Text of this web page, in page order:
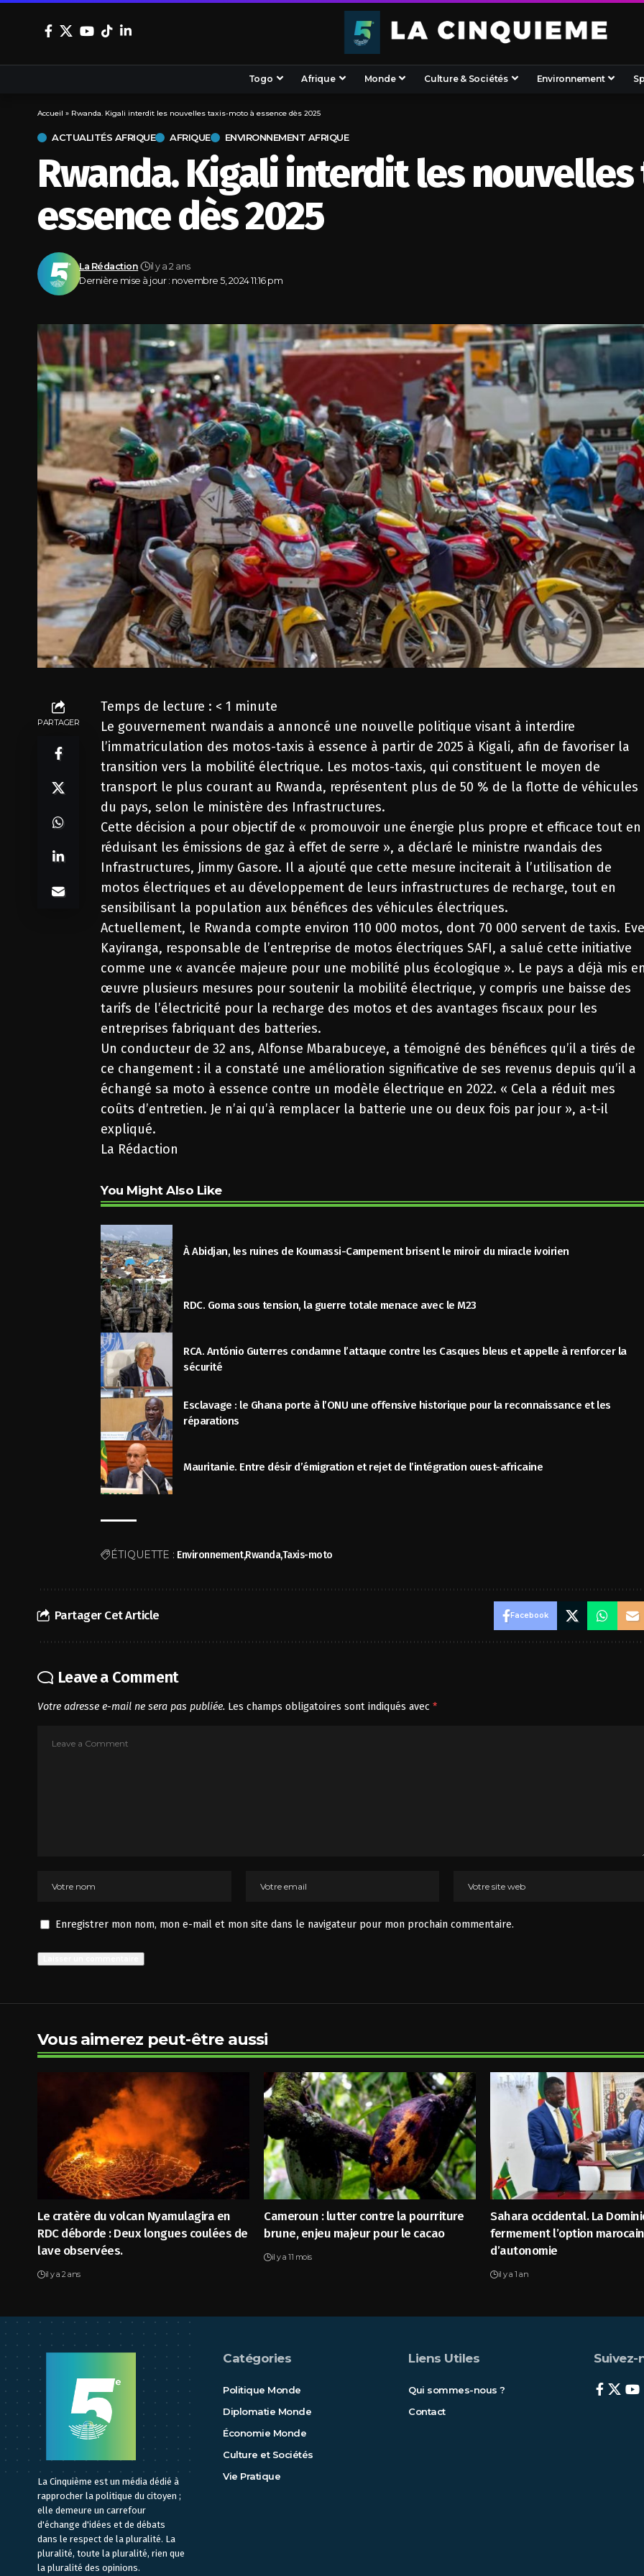
Togo Afrique Monde Culture & Sociétés Environnement
Accueil » Rwanda. Kigali interdit les nouvelles taxis-moto à essence dès 2025
ACTUALITÉS AFRIQUE AFRIQUE ENVIRONNEMENT AFRIQUE
Rwanda. Kigali interdit les
essence dès 2025
Dernière mise à jour : novembre 5, 2024 11:16 pm
La Rédaction il y a 2 ans
PARTAGER
Temps de lecture : < 1 minute
Le gouvernement rwandais a annoncé une nouvelle politique visant à interdire
l’immatriculation des motos-taxis à essence à partir de 2025 à Kigali, afin de favoriser la
transition vers la mobilité électrique. Les motos-taxis, qui constituent le moyen de
transport le plus courant au Rwanda, représentent plus de 50 % de la flotte de véhicules
du pays, selon le ministère des Infrastructures.
Cette décision a pour objectif de « promouvoir une énergie plus propre et efficace tout en
réduisant les émissions de gaz à effet de serre », a déclaré le ministre rwandais des
Infrastructures, Jimmy Gasore. Il a ajouté que cette mesure inciterait à l’utilisation de
motos électriques et au développement de leurs infrastructures de recharge, tout en
sensibilisant la population aux bénéfices des véhicules électriques.
Actuellement, le Rwanda compte environ 110 000 motos, dont 70 000 servent de taxis.
Kayiranga, responsable de l’entreprise de motos électriques SAFI, a salué cette initiative
comme une « avancée majeure pour une mobilité plus écologique ». Le pays a déjà mis
œuvre plusieurs mesures pour soutenir la mobilité électrique, y compris une baisse des
tarifs de l’électricité pour la recharge des motos et des avantages fiscaux pour les
entreprises fabriquant des batteries.
Un conducteur de 32 ans, Alfonse Mbarabuceye, a témoigné des bénéfices qu’il a tirés de
ce changement : il a constaté une amélioration significative de ses revenus depuis qu’il a
échangé sa moto à essence contre un modèle électrique en 2022. « Cela a réduit mes
coûts d’entretien. Je n’ai qu’à remplacer la batterie une ou deux fois par jour », a-t-il
expliqué.
La Rédaction
You Might Also Like
À Abidjan, les ruines de Koumassi-Campement brisent le miroir du miracle ivoirien
RDC. Goma sous tension, la guerre totale menace avec le M23
RCA. António Guterres condamne l’attaque contre les Casques bleus et appelle à renforcer la
sécurité
Esclavage : le Ghana porte à l’ONU une offensive historique pour la reconnaissance et les
réparations
Mauritanie. Entre désir d’émigration et rejet de l’intégration ouest-africaine
ÉTIQUETTE : EnvironnementRwandaTaxis-moto
Partager Cet Article Facebook
Leave a Comment
Votre adresse e-mail ne sera pas publiée. Les champs obligatoires sont indiqués avec *
Enregistrer mon nom, mon e-mail et mon site dans le navigateur pour mon prochain commentaire.
Vous aimerez peut-être aussi
Le cratère du volcan Nyamulagira en
RDC déborde : Deux longues coulées de
lave observées.
il y a 2 ans
Cameroun : lutter contre la pourriture
brune, enjeu majeur pour le cacao
il y a 11 mois
Sahara occidental. La
fermement l’option
d’autonomie
il y a 1 an
La Cinquième est un média dédié à
rapprocher la politique du citoyen ;
elle demeure un carrefour
d'échange d'idées et de débats
dans le respect de la pluralité. La
pluralité, toute la pluralité, rien que
la pluralité des opinions.
Catégories
Politique Monde
Diplomatie Monde
Économie Monde
Culture et Sociétés
Vie Pratique
Liens Utiles
Qui sommes-nous ?
Contact
Suivez-